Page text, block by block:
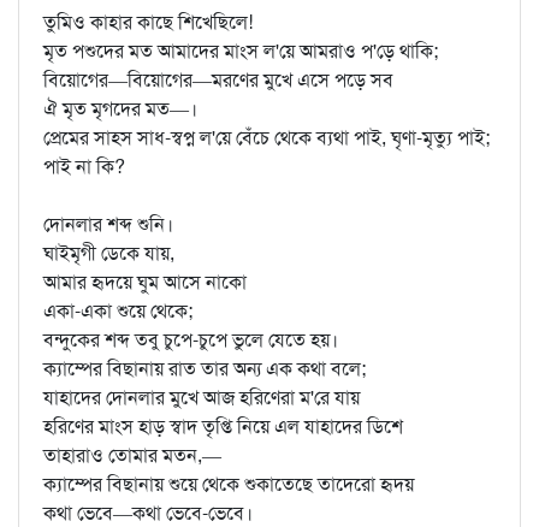
তুমিও কাহার কাছে শিখেছিলে!
মৃত পশুদের মত আমাদের মাংস ল'য়ে আমরাও প'ড়ে থাকি;
বিয়োগের—বিয়োগের—মরণের মুখে এসে পড়ে সব
ঐ মৃত মৃগদের মত—।
প্রেমের সাহস সাধ-স্বপ্ন ল'য়ে বেঁচে থেকে ব্যথা পাই, ঘৃণা-মৃত্যু পাই;
পাই না কি?
দোনলার শব্দ শুনি।
ঘাইমৃগী ডেকে যায়,
আমার হৃদয়ে ঘুম আসে নাকো
একা-একা শুয়ে থেকে;
বন্দুকের শব্দ তবু চুপে-চুপে ভুলে যেতে হয়।
ক্যাম্পের বিছানায় রাত তার অন্য এক কথা বলে;
যাহাদের দোনলার মুখে আজ হরিণেরা ম'রে যায়
হরিণের মাংস হাড় স্বাদ তৃপ্তি নিয়ে এল যাহাদের ডিশে
তাহারাও তোমার মতন,—
ক্যাম্পের বিছানায় শুয়ে থেকে শুকাতেছে তাদেরো হৃদয়
কথা ভেবে—কথা ভেবে-ভেবে।